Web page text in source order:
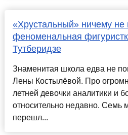
«Хрустальный» ничему не
феноменальная
Тутберидзе
Знаменитая школа едва не
Лены Костылёвой. Про
летней девочки аналитики и
относительно недавно. Семь
перешл...